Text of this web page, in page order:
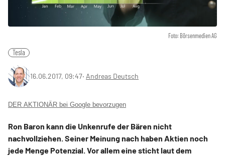
Foto: Börsenmedien AG
Tesla
16.06.2017, 09:47‧ Andreas Deutsch
DER AKTIONÄR bei Google bevorzugen
Ron Baron kann die Unkenrufe der Bären nicht
nachvollziehen. Seiner Meinung nach haben Aktien noch
jede Menge Potenzial. Vor allem eine sticht laut dem